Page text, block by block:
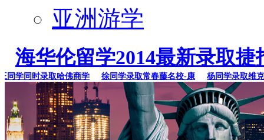
亚洲游学
海华伦留学2014最新录取捷
同时录取哈佛商学 徐同学录取常春藤名校-康 杨同学录取维克森